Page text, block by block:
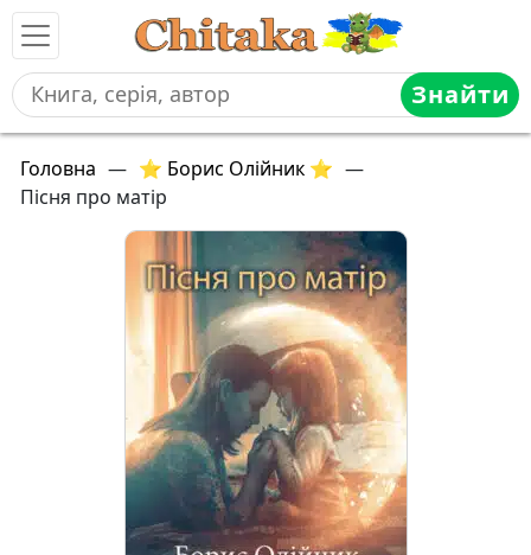
Знайти
Головна — ⭐ Борис Олійник ⭐ —
Пісня про матір